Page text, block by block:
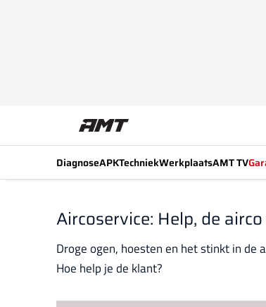
DiagnoseAPKTechniekWerkplaatsAMT TV
Aircoservice: Help, de
Droge ogen, hoesten en het stinkt in de
Hoe help je de klant?